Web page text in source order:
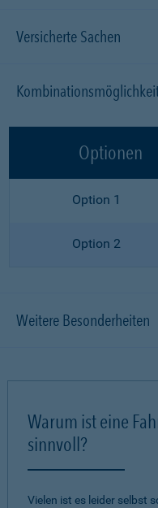
Versicherte Sachen
Optionen
Option 1
Option 2
Weitere Besonderheiten
Warum ist eine
sinnvoll?
Vielen ist es leider selbst